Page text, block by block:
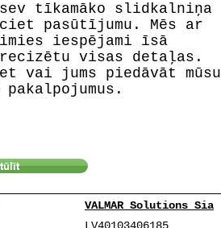
tīkamāko slidkalniņa
pasūtījumu. Mēs ar
iespējami īsā
visas detaļas.
vai jums piedāvāt mūsu
VALMAR Solutions Sia